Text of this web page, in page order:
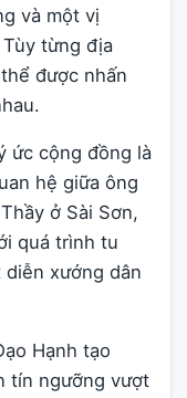
và một vị
từng địa
được nhấn
ức cộng đồng là
hệ giữa ông
ở Sài Sơn,
quá trình tu
xướng dân
Hạnh tạo
tín ngưỡng vượt